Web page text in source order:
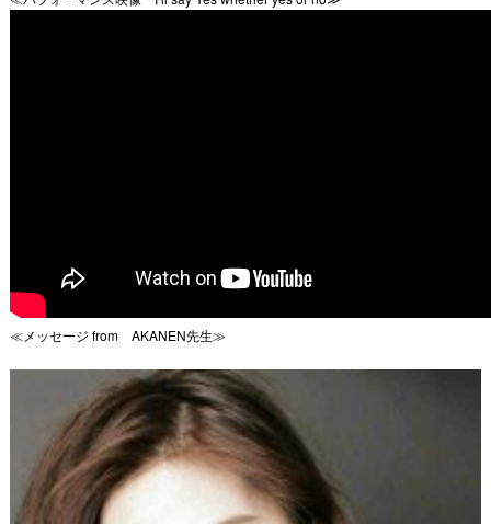
≪メッセージ from AKANEN先生≫